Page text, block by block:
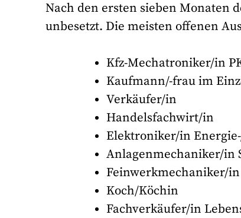
Nach den ersten sieben Monaten
unbesetzt. Die meisten offenen
Kfz-Mechatroniker/in
Kaufmann/-frau im
Verkäufer/in
Handelsfachwirt/in
Elektroniker/in
Anlagenmechaniker/in
Feinwerkmechaniker/in
Koch/Köchin
Fachverkäufer/in